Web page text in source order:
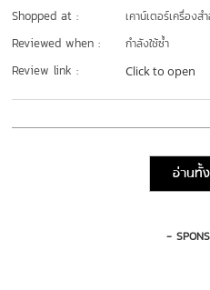
Shopped at : เคาน์เตอร์เครื่องส
Reviewed when : กำลังใช้ซ้ำ
Review link : Click to open
อ่านทั้
-